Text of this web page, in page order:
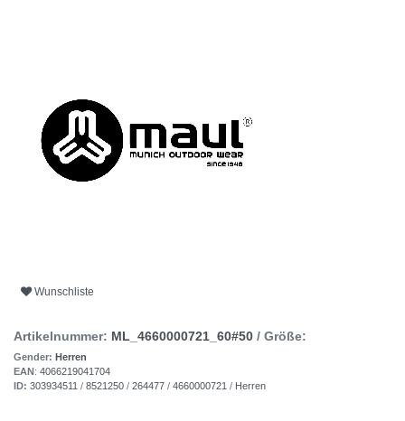
Wunschliste
Artikelnummer: ML_4660000721_60#50 / Größe:
Gender: Herren
EAN: 4066219041704
ID: 303934511 / 8521250 / 264477 / 4660000721 / Herren